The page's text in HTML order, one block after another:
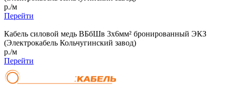
р./м
Перейти
Кабель силовой медь ВБбШв 3x6мм² бронированный ЭКЗ
(Электрокабель Кольчугинский завод)
р./м
Перейти